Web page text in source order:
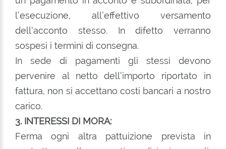
l’esecuzione, all’effettivo versamento
dell’acconto stesso. In difetto verranno
sospesi i termini di consegna.
In sede di pagamenti gli stessi devono
pervenire al netto dell’importo riportato in
fattura, non si accettano costi bancari a nostro
carico.
3. INTERESSI DI MORA:
Ferma ogni altra pattuizione prevista in